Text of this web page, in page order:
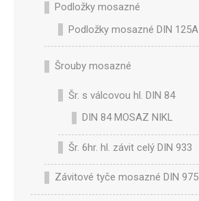
Podložky mosazné
Podložky mosazné DIN 125A
Šrouby mosazné
Šr. s válcovou hl. DIN 84
DIN 84 MOSAZ NIKL
Šr. 6hr. hl. závit celý DIN 933
Závitové tyče mosazné DIN 975